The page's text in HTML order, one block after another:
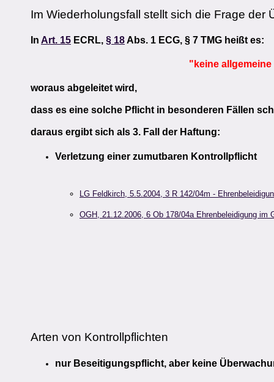
Im Wiederholungsfall stellt sich die Frage der
In Art. 15 ECRL, § 18Abs. 1 ECG, § 7 TMG heißt es:
"keineallgemeine
woraus abgeleitet wird,
dass es eine solche Pflicht in besonderen Fällen
daraus ergibt sich als 3. Fall der Haftung:
Verletzung einer zumutbaren Kontrollpflicht
LG Feldkirch, 5.5.2004, 3 R 142/04m -
OGH, 21.12.2006, 6 Ob 178/04a Ehrenbeleidigung im
Arten von Kontrollpflichten
nur Beseitigungspflicht, aber keine